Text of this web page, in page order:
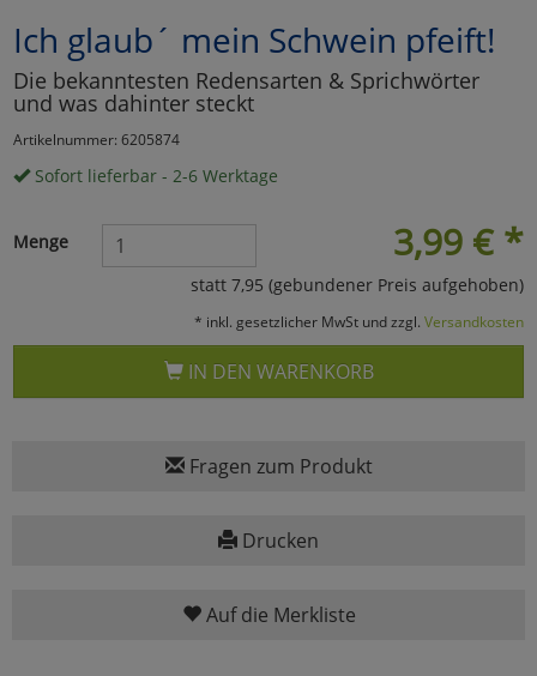
Ich glaub´ mein Schwein pfeift!
Die bekanntesten Redensarten & Sprichwörter
und was dahinter steckt
Artikelnummer: 6205874
Sofort lieferbar - 2-6 Werktage
3,99 € *
Menge
statt 7,95 (gebundener Preis aufgehoben)
* inkl. gesetzlicher MwSt und zzgl. Versandkosten
IN DEN WARENKORB
Fragen zum Produkt
Drucken
Auf die Merkliste
Marketing
Umfragetools